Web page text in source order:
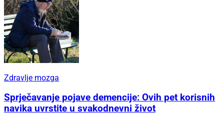
Zdravlje mozga
Sprječavanje pojave demencije: Ovih pet korisnih
navika uvrstite u svakodnevni život